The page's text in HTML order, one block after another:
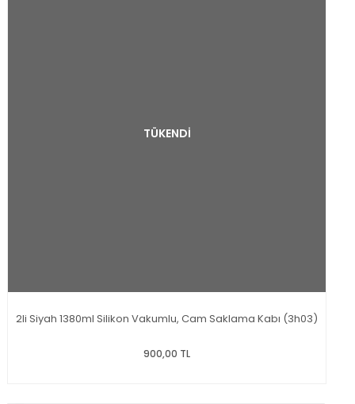
TÜKENDİ
2li Siyah 1380ml Silikon Vakumlu, Cam Saklama Kabı (3h03)
900,00 TL